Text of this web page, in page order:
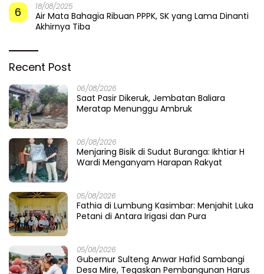
6 18/08/2025
Air Mata Bahagia Ribuan PPPK, SK yang Lama Dinanti
Akhirnya Tiba
Recent Post
06/08/2026
Saat Pasir Dikeruk, Jembatan Baliara
Meratap Menunggu Ambruk
06/08/2026
Menjaring Bisik di Sudut Buranga: Ikhtiar H
Wardi Menganyam Harapan Rakyat
05/08/2026
Fathia di Lumbung Kasimbar: Menjahit Luka
Petani di Antara Irigasi dan Pura
05/08/2026
Gubernur Sulteng Anwar Hafid Sambangi
Desa Mire, Tegaskan Pembangunan Harus